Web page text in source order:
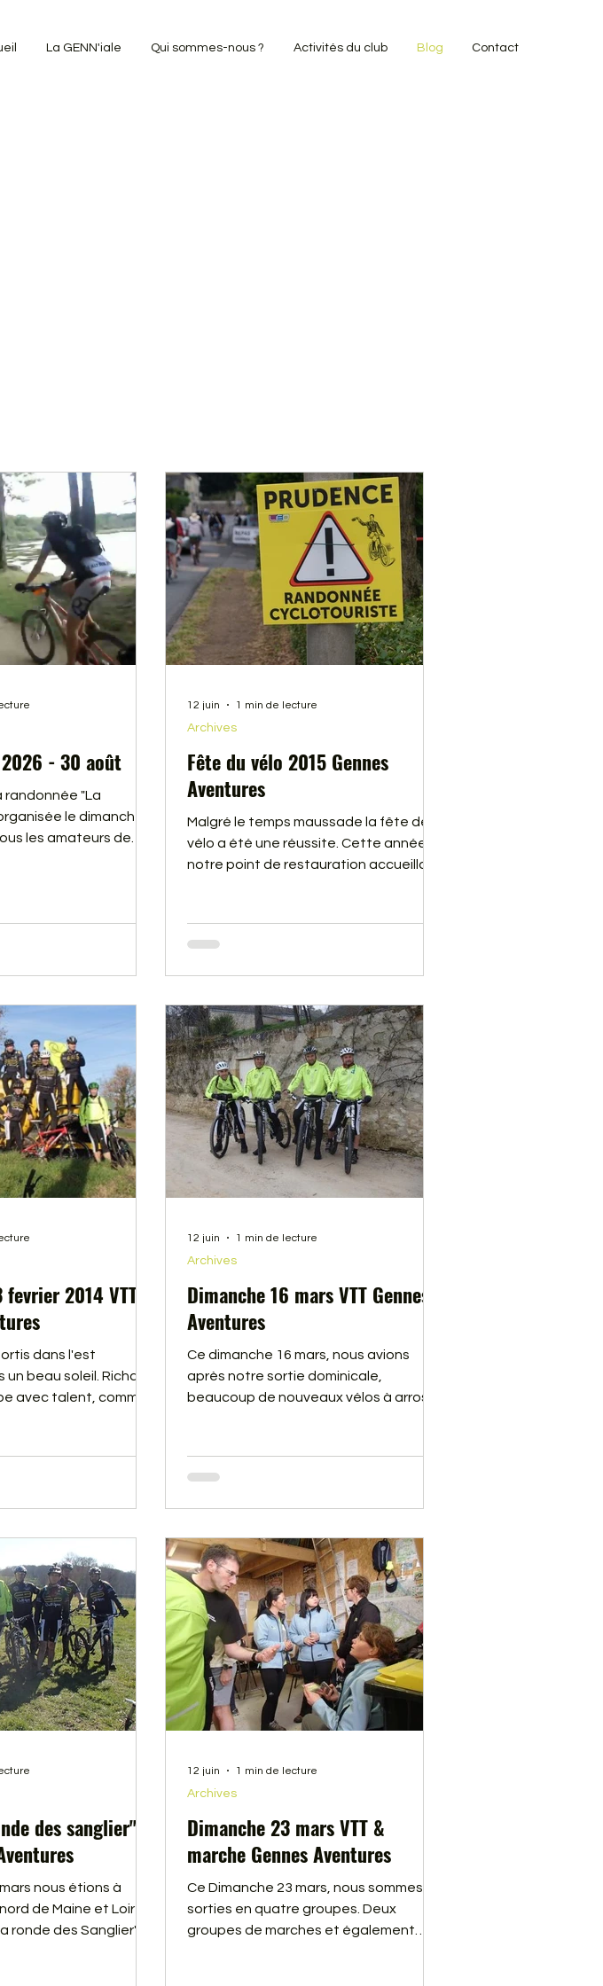
La GENN'iale Qui sommes-nous ? Activités du club Blog Contact
2026 - 30 août
"La
le dimanche
les amateurs de
60 bénévoles de
AVENTURES
coteaux de Loire.
Fête du vélo 2015 Gennes
Aventures
Malgré le temps maussade la fête de
vélo a été une réussite. Cette année
notre point de restauration accueillait,
participaient à l’évènement Anjou Vélo
Vintage. En cliquant sur ce lien, vous
régnait sur la calle de Gennes ce
dimanche 14 juin 2015.Vous pouvez
également visionner un deuxième
album en cliquant sur ce lien : 2e AL
Archives
12 juin 1 min de lecture
2014 VTT
dans l'est
un beau soleil. Richard
avec talent, comme
Dimanche 16 mars VTT Gennes
Aventures
Ce dimanche 16 mars, nous avions
après notre sortie dominicale,
beaucoup de nouveaux vélos à arroser.
Archives
12 juin 1 min de lecture
des sanglier"
nous étions à
de Maine et Loire,
ronde des Sanglier".
Dimanche 23 mars VTT &
marche Gennes Aventures
Ce Dimanche 23 mars, nous sommes
sorties en quatre groupes. Deux
groupes de marches et également
Archives
12 juin 1 min de lecture